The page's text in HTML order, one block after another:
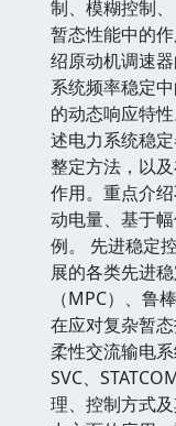
制、模糊控制
暂态性能中的
绍原动机调速
系统频率稳定
的动态响应特
述电力系统稳
整定方法，以
作用。重点介
动电量、基于
例。 先进稳定
展的各类先进
（MPC）、鲁
在应对复杂暂
柔性交流输电
SVC、
理、控制方式